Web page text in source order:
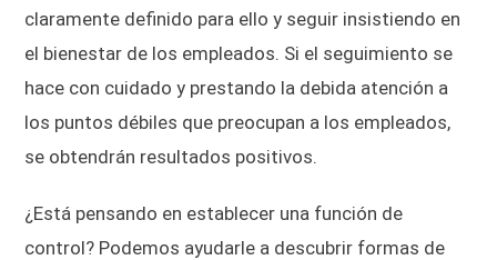
claramente definido para ello y seguir insistiendo en
el bienestar de los empleados. Si el seguimiento se
hace con cuidado y prestando la debida atención a
los puntos débiles que preocupan a los empleados,
se obtendrán resultados positivos.
¿Está pensando en establecer una función de
control? Podemos ayudarle a descubrir formas de